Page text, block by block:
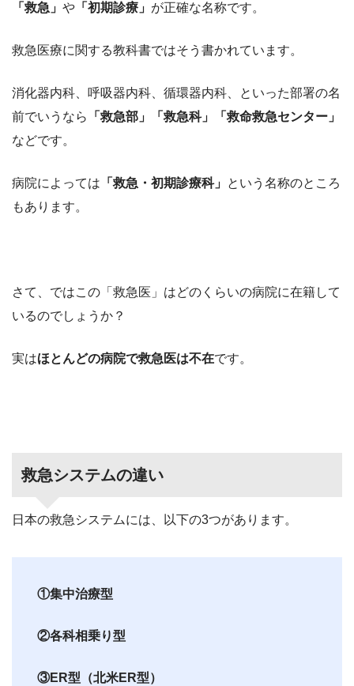
「救急」 や 「初期診療」 が正確な名称です。
救急医療に関する教科書ではそう書かれています。
消化器内科、呼吸器内科、循環器内科、といった部署の名
前でいうなら
「救急部」「救急科」「救命救急センター」
などです。
病院によっては 「救急・初期診療科」 という名称のところ
もあります。
さて、ではこの「救急医」はどのくらいの病院に在籍して
いるのでしょうか？
実はほとんどの病院で救急医は不在です。
救急システムの違い
日本の救急システムには、以下の3つがあります。
①集中治療型
②各科相乗り型
③ER型（北米ER型）